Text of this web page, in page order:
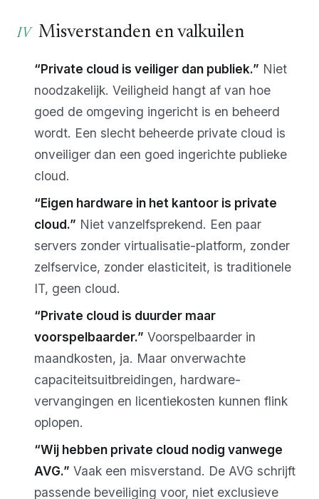
Misverstanden en valkuilen
“Private cloud is veiliger dan publiek.” Niet
noodzakelijk. Veiligheid hangt af van hoe
goed de omgeving ingericht is en beheerd
wordt. Een slecht beheerde private cloud is
onveiliger dan een goed ingerichte publieke
cloud.
“Eigen hardware in het kantoor is private
cloud.” Niet vanzelfsprekend. Een paar
servers zonder virtualisatie-platform, zonder
zelfservice, zonder elasticiteit, is traditionele
IT, geen cloud.
“Private cloud is duurder maar
voorspelbaarder.” Voorspelbaarder in
maandkosten, ja. Maar onverwachte
capaciteitsuitbreidingen, hardware-
vervangingen en licentiekosten kunnen flink
oplopen.
“Wij hebben private cloud nodig vanwege
AVG.” Vaak een misverstand. De AVG schrijft
passende beveiliging voor, niet exclusieve